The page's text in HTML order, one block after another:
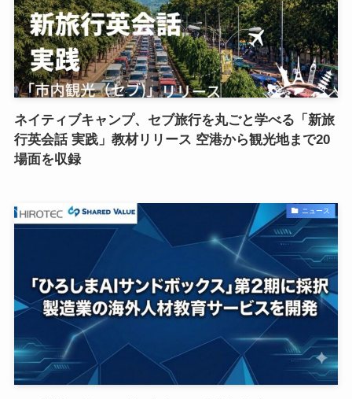
ネイティブキャンプ、セブ旅行を丸ごと学べる「新旅
行英会話 実践」教材リリース 空港から観光地まで20
場面を収録
ニュース